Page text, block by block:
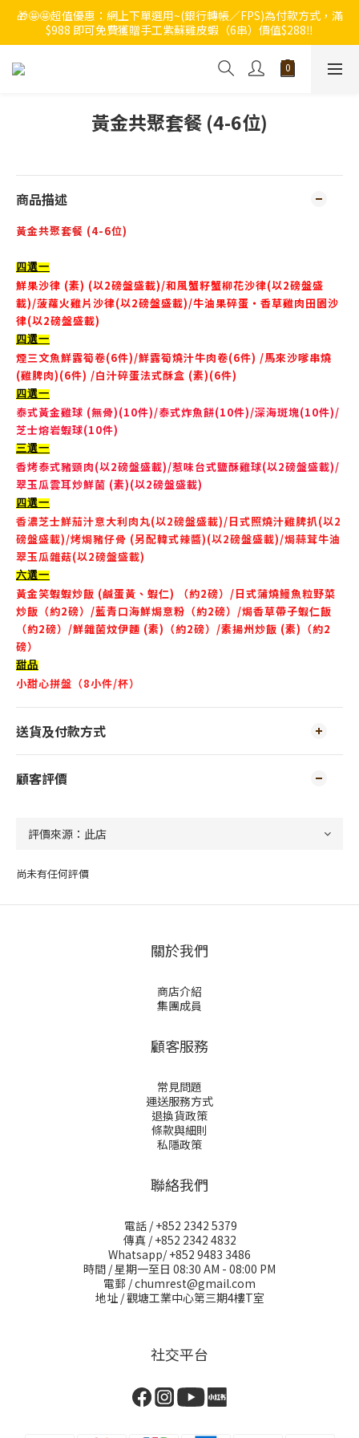
🔥🔥快啲登記成為ChumRest 老友記會員‼️積分當錢洗‼️
🎁🤩🤩超值優惠：網上下單選用~(銀行轉帳／FPS)為付款方式，滿
$988 即可免費獲贈手工紫蘇雞皮蝦（6串）價值$288‼️
🔥🔥快啲登記成為ChumRest 老友記會員‼️積分當錢洗‼️
黃金共聚套餐 (4-6位)
商品描述
黃金共聚套餐 (4-6位)
四選一
鮮果沙律 (素) (以2磅盤盛載)/和風蟹籽蟹柳花沙律(以2磅盤盛
載)/菠蘿火雞片沙律(以2磅盤盛載)/牛油果碎蛋‧香草雞肉田園沙
律(以2磅盤盛載)
四選一
煙三文魚鮮露筍卷(6件)/鮮露筍燒汁牛肉卷(6件) /馬來沙嗲串燒
(雞脾肉)(6件) /白汁碎蛋法式酥盒 (素)(6件)
四選一
泰式黃金雞球 (無骨)(10件)/泰式炸魚餅(10件)/深海斑塊(10件)/
芝士熔岩蝦球(10件)
三選一
香烤泰式豬頸肉(以2磅盤盛載)/惹味台式鹽酥雞球(以2磅盤盛載)/
翠玉瓜雲耳炒鮮菌 (素)(以2磅盤盛載)
四選一
香濃芝士鮮茄汁意大利肉丸(以2磅盤盛載)/日式照燒汁雞脾扒(以2
磅盤盛載)/烤焗豬仔骨 (另配韓式辣醬)(以2磅盤盛載)/焗蒜茸牛油
翠玉瓜雜菇(以2磅盤盛載)
六選一
黃金笑蝦蝦炒飯 (鹹蛋黃、蝦仁) （約2磅）/日式蒲燒鰻魚粒野菜
炒飯（約2磅）/藍青口海鮮焗意粉（約2磅）/焗香草帶子蝦仁飯
（約2磅）/鮮雜菌炆伊麵 (素)（約2磅）/素揚州炒飯 (素)（約2
磅）
甜品
小甜心拼盤（8小件/杯）
送貨及付款方式
顧客評價
尚未有任何評價
關於我們
商店介紹
集團成員
顧客服務
常見問題
運送服務方式
退換貨政策
條款與細則
私隱政策
聯絡我們
電話 / +852 2342 5379
傳真 / +852 2342 4832
Whatsapp/ +852 9483 3486
時間 / 星期一至日 08:30 AM - 08:00 PM
電郵 / chumrest@gmail.com
地址 / 觀塘工業中心第三期4樓T室
社交平台